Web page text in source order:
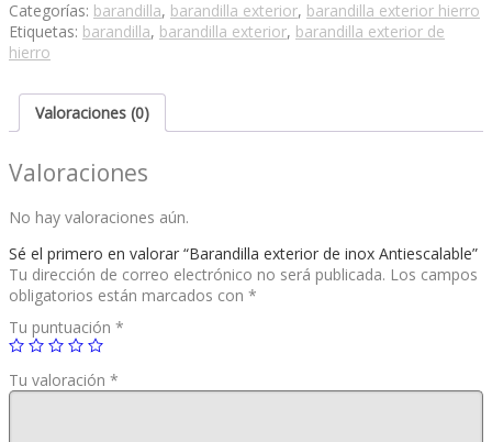
Categorías: barandilla, barandilla exterior, barandilla exterior hierro
Etiquetas: barandilla, barandilla exterior, barandilla exterior de
hierro
Valoraciones (0)
Valoraciones
No hay valoraciones aún.
Sé el primero en valorar “Barandilla exterior de inox Antiescalable”
Tu dirección de correo electrónico no será publicada. Los campos
obligatorios están marcados con *
Tu puntuación *
Tu valoración *